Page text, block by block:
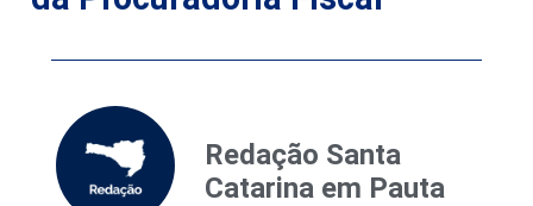
Redação Santa
Catarina em Pauta